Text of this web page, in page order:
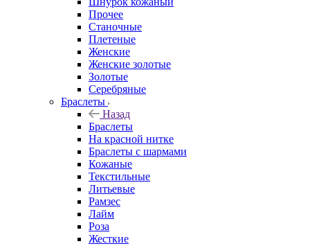
Прочее
Станочные
Плетеные
Женские
Женские золотые
Золотые
Серебряные
Браслеты
Назад
Браслеты
На красной нитке
Браслеты с шармами
Кожаные
Текстильные
Литьевые
Рамзес
Лайм
Роза
Жесткие